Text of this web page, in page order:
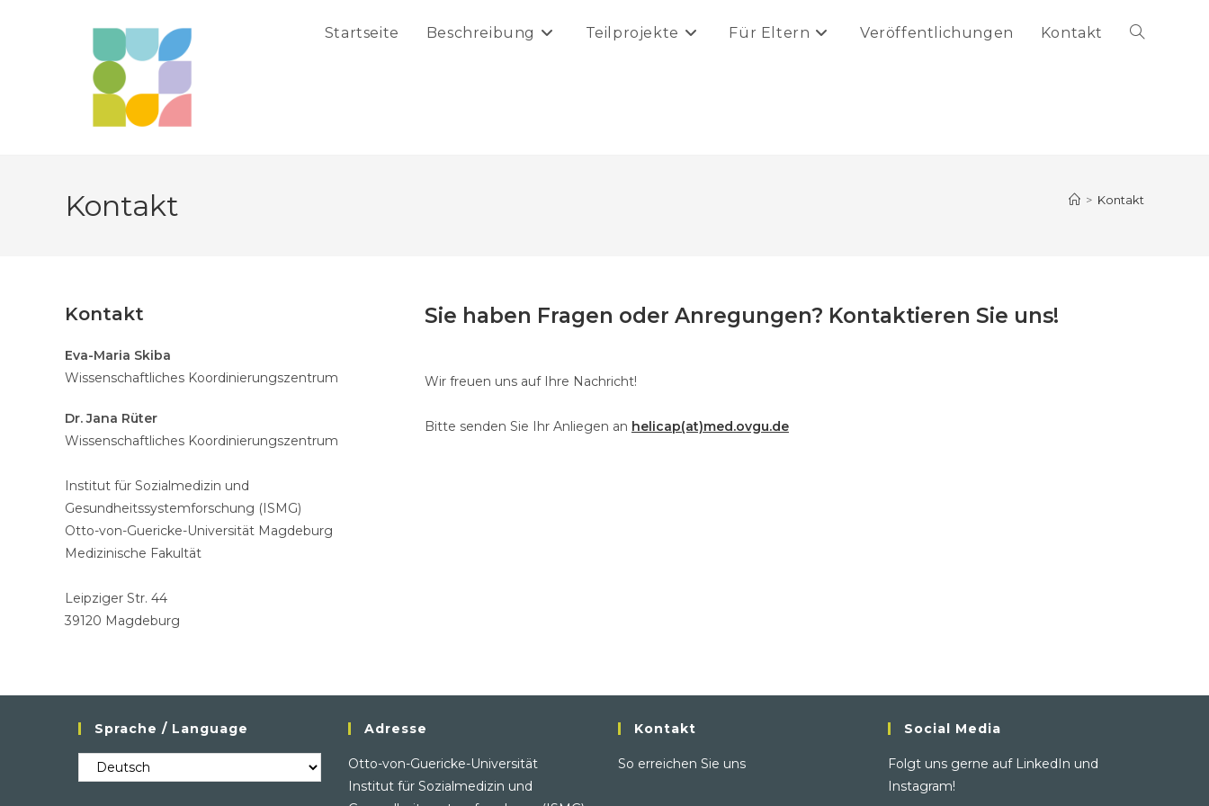
Startseite Beschreibung Teilprojekte Für Eltern Veröffentlichungen Kontakt Website-
Kontakt > Kontakt
Kontakt
Eva-Maria Skiba
Wissenschaftliches Koordinierungszentrum
Dr. Jana Rüter
Wissenschaftliches Koordinierungszentrum
Institut für Sozialmedizin und
Gesundheitssystemforschung (ISMG)
Otto-von-Guericke-Universität Magdeburg
Medizinische Fakultät
Leipziger Str. 44
39120 Magdeburg
Sie haben Fragen oder Anregungen? Kontaktieren Sie uns!
Wir freuen uns auf Ihre Nachricht!
Bitte senden Sie Ihr Anliegen an helicap(at)med.ovgu.de
Sprache / Language
Sprache
/
Adresse
Otto-von-Guericke-Universität
Institut für Sozialmedizin und
Kontakt
So erreichen Sie uns
Social Media
Folgt uns gerne auf LinkedIn und
Instagram!